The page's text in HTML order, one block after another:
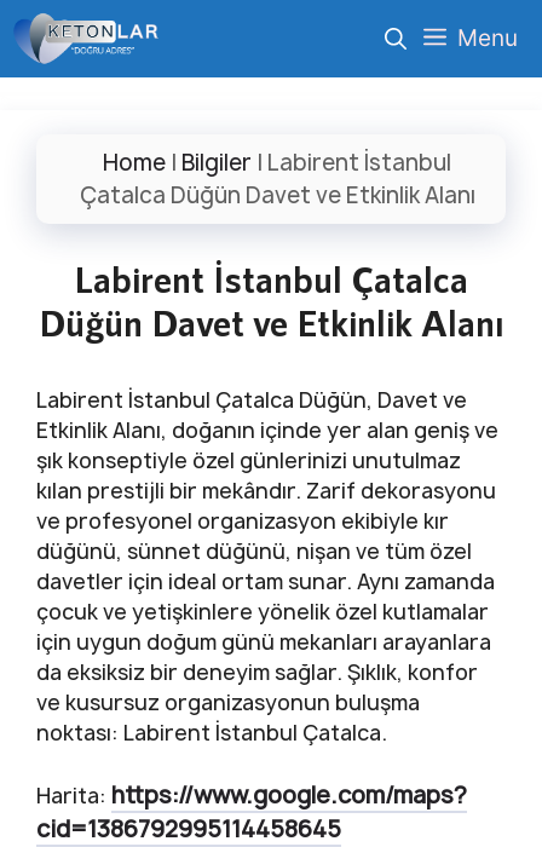
İçeriğe
atla
Menu
Home | Bilgiler | Labirent İstanbul
Çatalca Düğün Davet ve Etkinlik Alanı
Labirent İstanbul Çatalca
Düğün Davet ve Etkinlik Alanı
Labirent İstanbul Çatalca Düğün, Davet ve
Etkinlik Alanı, doğanın içinde yer alan geniş ve
şık konseptiyle özel günlerinizi unutulmaz
kılan prestijli bir mekândır. Zarif dekorasyonu
ve profesyonel organizasyon ekibiyle kır
düğünü, sünnet düğünü, nişan ve tüm özel
davetler için ideal ortam sunar. Aynı zamanda
çocuk ve yetişkinlere yönelik özel kutlamalar
için uygun doğum günü mekanları arayanlara
da eksiksiz bir deneyim sağlar. Şıklık, konfor
ve kusursuz organizasyonun buluşma
noktası: Labirent İstanbul Çatalca.
Harita: https://www.google.com/maps?
cid=1386792995114458645